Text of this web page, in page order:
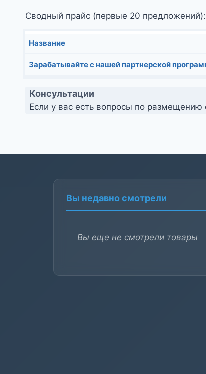
Сводный прайс (первые 20 предложений):
Название
Зарабатывайте с нашей партнерской
Консультации
Если у вас есть вопросы по размещению
Вы недавно смотрели
Вы еще не смотрели товары